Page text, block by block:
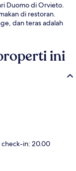
Duomo di Orvieto.
di restoran.
dan teras adalah
ini
check-in: 20.00